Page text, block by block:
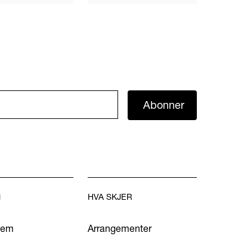
Abonner
HVA SKJER
Arrangementer